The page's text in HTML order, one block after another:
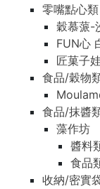
零嘴點心類
穀慕蒎-
FUN心
匠菓子
食品/穀物
食品/抹醬
藻作坊
醬料
食品
收納/密實